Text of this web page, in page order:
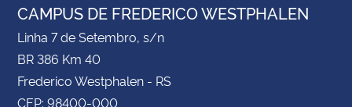
CAMPUS DE FREDERICO WESTPHALEN
Linha 7 de Setembro, s/n
BR 386 Km 40
Frederico Westphalen - RS
CEP: 98400-000